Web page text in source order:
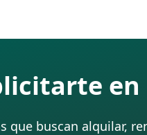
en
que buscan alquilar,